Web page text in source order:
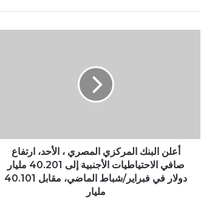
أعلن البنك المركزي المصري ، الأحد، ارتفاع
صافي الاحتياطيات الأجنبية إلى 40.201 مليار
دولار في فبراير/شباط الماضي، مقابل 40.101
مليار